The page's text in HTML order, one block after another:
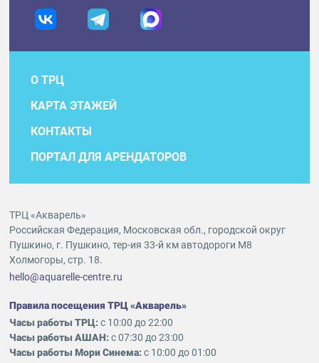
О ТРЦ
КАРТА ЭТАЖЕЙ
КОНТАКТЫ
ПОРТАЛ ДЛЯ АРЕНДАТОРОВ
ТРЦ «Акварель»
Российская Федерация, Московская обл., городской округ
Пушкино, г. Пушкино, тер-ия 33-й км автодороги М8
Холмогоры, стр. 18.
hello@aquarelle-centre.ru
Правила посещения ТРЦ «Акварель»
Часы работы ТРЦ:с 10:00 до 22:00
Часы работы АШАН:с 07:30 до 23:00
Часы работы Мори Синема:с 10:00 до 01:00